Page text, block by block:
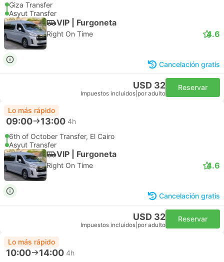
Giza Transfer
Asyut Transfer
VIP | Furgoneta
Right On Time 4.6
Cancelación gratis
USD 32
Impuestos incluidos por adulto
Reservar
Lo más rápido
09:00 13:00 4h
6th of October Transfer, El Cairo
Asyut Transfer
VIP | Furgoneta
Right On Time 4.6
Cancelación gratis
USD 32
Impuestos incluidos por adulto
Reservar
Lo más rápido
10:00 14:00 4h